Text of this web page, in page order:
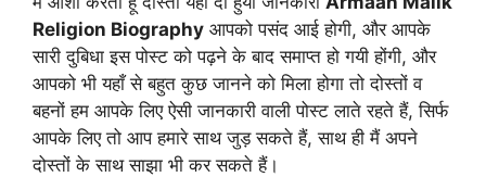
Religion Biography आपको पसंद आई होगी, और आपके
सारी दुबिधा इस पोस्ट को पढ़ने के बाद समाप्त हो गयी होंगी, और
आपको भी यहाँ से बहुत कुछ जानने को मिला होगा तो दोस्तों व
बहनों हम आपके लिए ऐसी जानकारी वाली पोस्ट लाते रहते हैं, सिर्फ
आपके लिए तो आप हमारे साथ जुड़ सकते हैं, साथ ही मैं अपने
दोस्तों के साथ साझा भी कर सकते हैं।